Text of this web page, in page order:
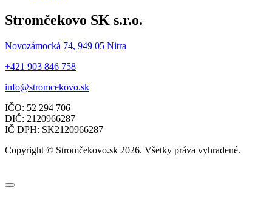
Stromčekovo SK s.r.o.
Novozámocká 74, 949 05 Nitra
+421 903 846 758
info@stromcekovo.sk
IČO: 52 294 706
DIČ: 2120966287
IČ DPH: SK2120966287
Copyright © Stromčekovo.sk 2026. Všetky práva vyhradené.